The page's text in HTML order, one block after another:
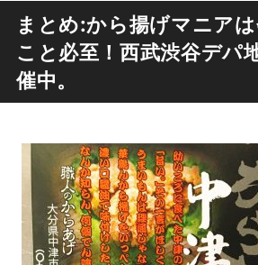
まとめ:から揚げマニアは
こと必至！西武渋谷デパ
催中。